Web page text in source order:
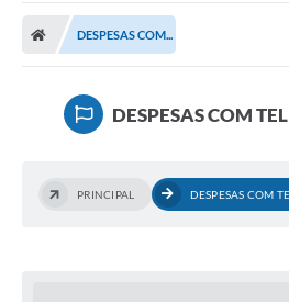
Editais
LEGISLAÇÃO
COLABORADOR
INSTITUCIONAL
DESPESAS COM...
DESPESAS COM
PRINCIPAL DESPESAS COM